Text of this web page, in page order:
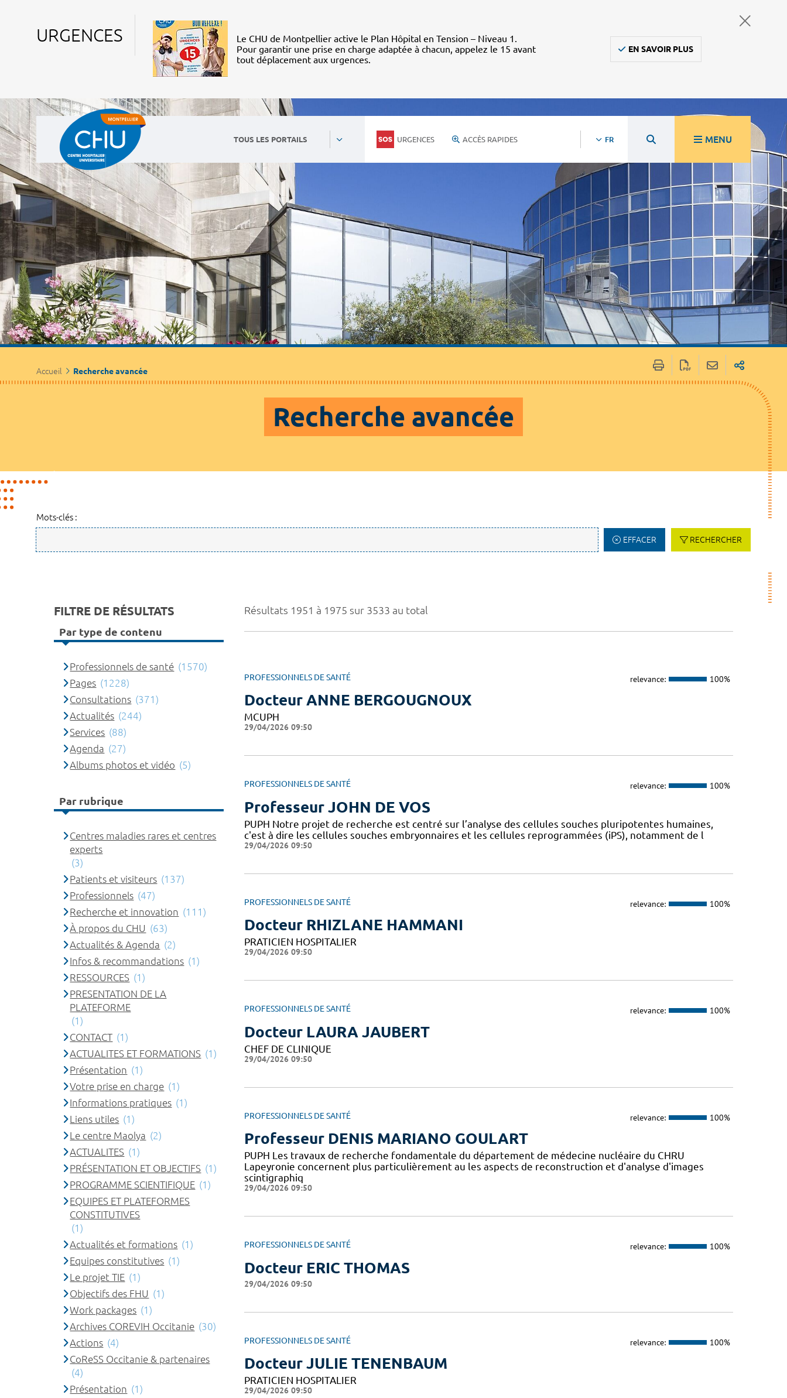
URGENCES
Le CHU de Montpellier active le Plan Hôpital en Tension – Niveau 1.
Pour garantir une prise en charge adaptée à chacun, appelez le 15 avant
tout déplacement aux urgences.
EN SAVOIR PLUS
TOUS LES PORTAILS URGENCES ACCÈS RAPIDES FR MENU
Accueil Recherche avancée
Recherche avancée
Mots-clés :
EFFACER RECHERCHER
Résultats 1951 à 1975 sur 3533 au total
PROFESSIONNELS DE SANTÉ relevance: 100%
Docteur ANNE BERGOUGNOUX
MCUPH
29/04/2026 09:50
PROFESSIONNELS DE SANTÉ relevance: 100%
Professeur JOHN DE VOS
PUPH Notre projet de recherche est centré sur l’analyse des cellules souches pluripotentes humaines,
c'est à dire les cellules souches embryonnaires et les cellules reprogrammées (iPS), notamment de l
29/04/2026 09:50
PROFESSIONNELS DE SANTÉ relevance: 100%
Docteur RHIZLANE HAMMANI
PRATICIEN HOSPITALIER
29/04/2026 09:50
PROFESSIONNELS DE SANTÉ relevance: 100%
Docteur LAURA JAUBERT
CHEF DE CLINIQUE
29/04/2026 09:50
PROFESSIONNELS DE SANTÉ relevance: 100%
Professeur DENIS MARIANO GOULART
PUPH Les travaux de recherche fondamentale du département de médecine nucléaire du CHRU
Lapeyronie concernent plus particulièrement au les aspects de reconstruction et d'analyse d'images
scintigraphiq
29/04/2026 09:50
PROFESSIONNELS DE SANTÉ relevance: 100%
Docteur ERIC THOMAS
29/04/2026 09:50
PROFESSIONNELS DE SANTÉ relevance: 100%
Docteur JULIE TENENBAUM
PRATICIEN HOSPITALIER
29/04/2026 09:50
FILTRE DE RÉSULTATS
Par type de contenu
Professionnels de santé (1570)
Pages (1228)
Consultations (371)
Actualités (244)
Services (88)
Agenda (27)
Albums photos et vidéo (5)
Par rubrique
Centres maladies rares et centres
experts
(3)
Patients et visiteurs (137)
Professionnels (47)
Recherche et innovation (111)
À propos du CHU (63)
Actualités & Agenda (2)
Infos & recommandations (1)
RESSOURCES (1)
PRESENTATION DE LA
PLATEFORME
(1)
CONTACT (1)
ACTUALITES ET FORMATIONS (1)
Présentation (1)
Votre prise en charge (1)
Informations pratiques (1)
Liens utiles (1)
Le centre Maolya (2)
ACTUALITES (1)
PRÉSENTATION ET OBJECTIFS (1)
PROGRAMME SCIENTIFIQUE (1)
EQUIPES ET PLATEFORMES
CONSTITUTIVES
(1)
Actualités et formations (1)
Equipes constitutives (1)
Le projet TIE (1)
Objectifs des FHU (1)
Work packages (1)
Archives COREVIH Occitanie (30)
Actions (4)
CoReSS Occitanie & partenaires
(4)
Présentation (1)